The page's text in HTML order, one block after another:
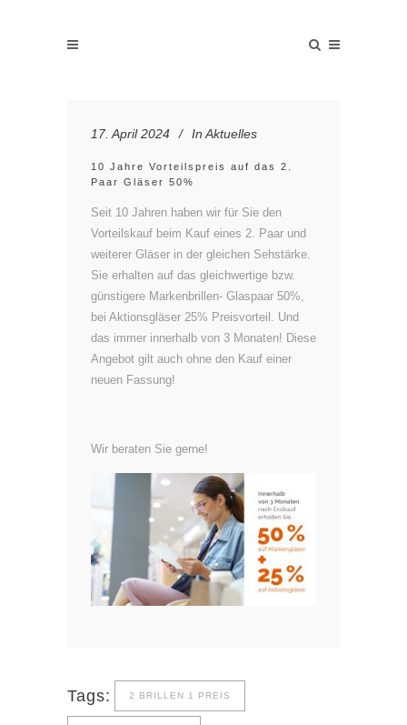
17. April 2024 In Aktuelles
10 Jahre Vorteilspreis auf das 2.
Paar Gläser 50%
Seit 10 Jahren haben wir für Sie den
Vorteilskauf beim Kauf eines 2. Paar und
weiterer Gläser in der gleichen Sehstärke.
Sie erhalten auf das gleichwertige bzw.
günstigere Markenbrillen- Glaspaar 50%,
bei Aktionsgläser 25% Preisvorteil. Und
das immer innerhalb von 3 Monaten! Diese
Angebot gilt auch ohne den Kauf einer
neuen Fassung!
Wir beraten Sie gerne!
Tags: 2 BRILLEN 1 PREIS